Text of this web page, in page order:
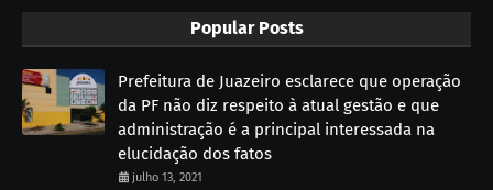
Popular Posts
Prefeitura de Juazeiro esclarece que operação
da PF não diz respeito à atual gestão e que
administração é a principal interessada na
elucidação dos fatos
julho 13, 2021